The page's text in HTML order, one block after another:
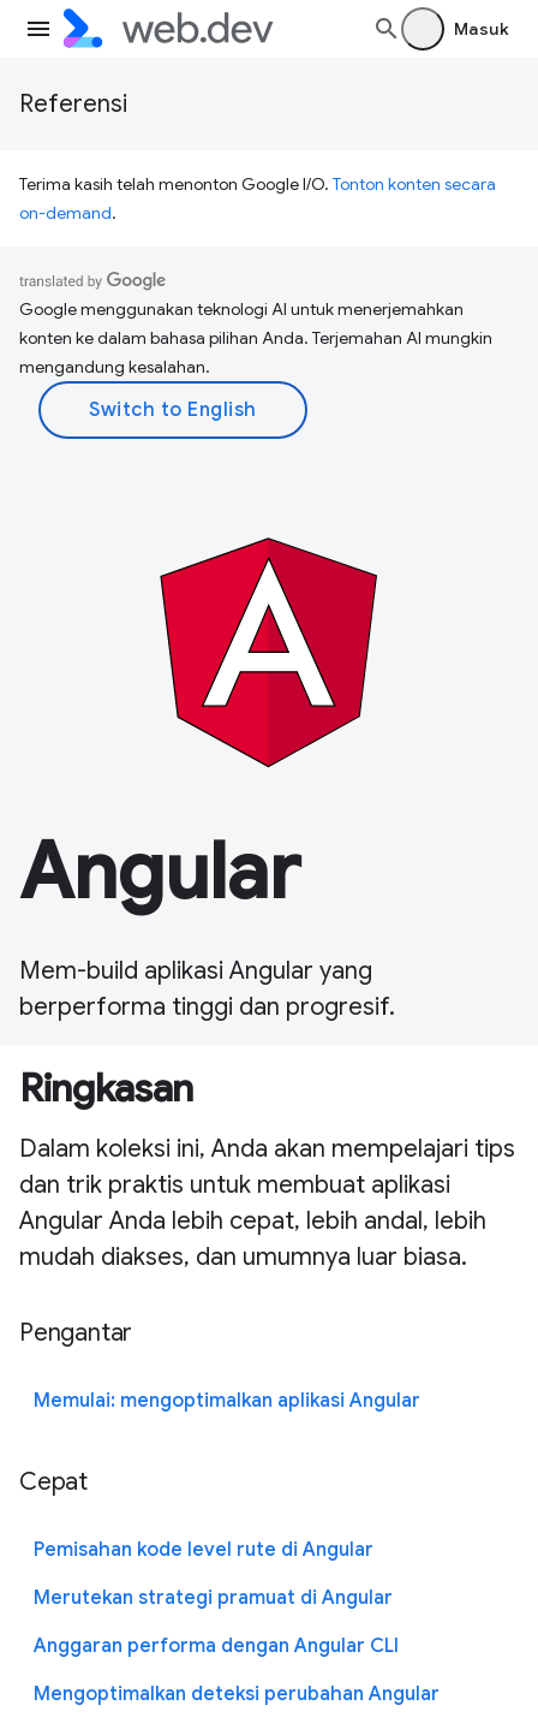
Masuk
Referensi
Terima kasih telah menonton Google I/O. Tonton konten secara
on-demand.
Google menggunakan teknologi AI untuk menerjemahkan
konten ke dalam bahasa pilihan Anda. Terjemahan AI mungkin
mengandung kesalahan.
Angular
Mem-build aplikasi Angular yang
berperforma tinggi dan progresif.
Ringkasan
Dalam koleksi ini, Anda akan mempelajari tips
dan trik praktis untuk membuat aplikasi
Angular Anda lebih cepat, lebih andal, lebih
mudah diakses, dan umumnya luar biasa.
Pengantar
Memulai: mengoptimalkan aplikasi Angular
Cepat
Pemisahan kode level rute di Angular
Merutekan strategi pramuat di Angular
Anggaran performa dengan Angular CLI
Mengoptimalkan deteksi perubahan Angular